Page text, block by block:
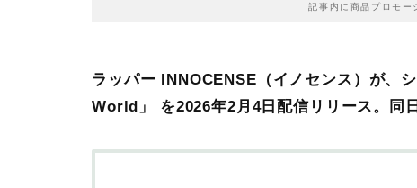
記事内に商品プロモー
ラッパー INNOCENSE（イノセンス）が
World」 を2026年2月4日配信リリース。同